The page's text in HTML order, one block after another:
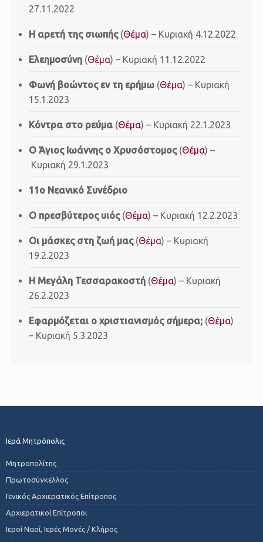
27.11.2022
Η αρετή της σιωπής(Θέμα) – Κυριακή 4.12.2022
Eλεημοσύνη (Θέμα) – Κυριακή 11.12.2022
Φωνή βοώντος εν τη ερήμω (Θέμα) – Κυριακή
15.1.2023
Κόντρα στο ρεύμα (Θέμα) – Κυριακή 22.1.2023
Ο Άγιος Ιωάννης ο Χρυσόστομος(Θέμα) –
Κυριακή 29.1.2023
11ο Νεανικό Συνέδριο
O πρεσβύτερος υιός(Θέμα) – Κυριακή 12.2.2023
Οι μάσκες στη ζωή μας(Θέμα) – Κυριακή
19.2.2023
Η Μεγάλη Τεσσαρακοστή (Θέμα) – Κυριακή
26.2.2023
Εφαρμόζεται ο χριστιανισμός σήμερα; (Θέμα)
– Κυριακή 5.3.2023
Ιερά Μητρόπολις
Μητροπολίτης
Πρωτοσύγκελλος
Γενικός Αρχιερατικός Επίτροπος
Αρχιερατικοί Επίτροποι
Ιεροί Ναοί, Ιερές Μονές / Κλήρος